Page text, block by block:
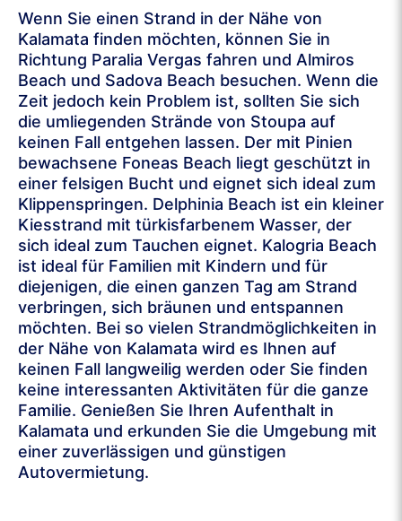
Wenn Sie einen Strand in der Nähe von
Kalamata finden möchten, können Sie in
Richtung Paralia Vergas fahren und Almiros
Beach und Sadova Beach besuchen. Wenn die
Zeit jedoch kein Problem ist, sollten Sie sich
die umliegenden Strände von Stoupa auf
keinen Fall entgehen lassen. Der mit Pinien
bewachsene Foneas Beach liegt geschützt in
einer felsigen Bucht und eignet sich ideal zum
Klippenspringen. Delphinia Beach ist ein kleiner
Kiesstrand mit türkisfarbenem Wasser, der
sich ideal zum Tauchen eignet. Kalogria Beach
ist ideal für Familien mit Kindern und für
diejenigen, die einen ganzen Tag am Strand
verbringen, sich bräunen und entspannen
möchten. Bei so vielen Strandmöglichkeiten in
der Nähe von Kalamata wird es Ihnen auf
keinen Fall langweilig werden oder Sie finden
keine interessanten Aktivitäten für die ganze
Familie. Genießen Sie Ihren Aufenthalt in
Kalamata und erkunden Sie die Umgebung mit
einer zuverlässigen und günstigen
Autovermietung.